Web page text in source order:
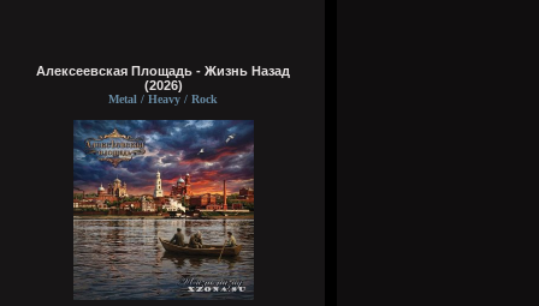
Алексеевская Площадь - Жизнь Назад
(2026)
Metal / Heavy / Rock